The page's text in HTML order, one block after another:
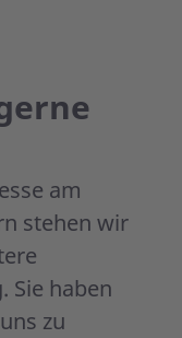
am
stehen wir
Sie haben
zu